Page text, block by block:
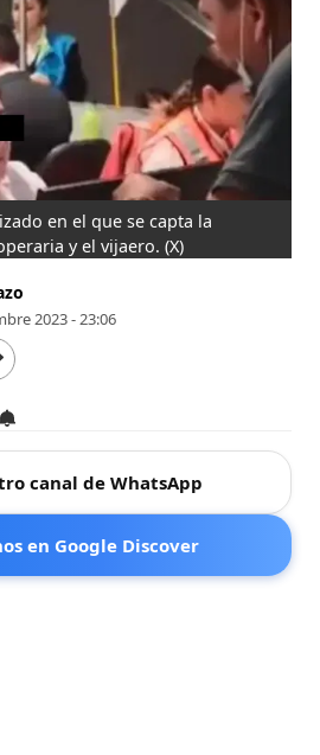
en el que se capta la
y el vijaero. (X)
2023 - 23:06
canal de WhatsApp
en Google Discover